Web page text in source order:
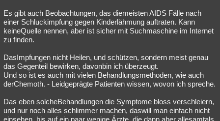
Es gibt auch Beobachtungen, das diemeisten AIDS Fälle nach
einer Schluckimpfung gegen Kinderlähmung auftraten. Kann
keineQuelle nennen, aber ist sicher mit Suchmaschine im Internet
zu finden.
DasImpfungen nicht Heilen, und schützen, sondern meist genau
das Gegenteil bewirken, davonbin ich überzeugt.
Und so ist es auch mit vielen Behandlungsmethoden, wie auch
derChemoth. - Leidgeprägte Patienten wissen, wovon ich spreche.
Das eben solcheBehandlungen die Symptome bloss verschleiern,
und nur noch alles schlimmer machen, daswill man einfach nicht
einsehen, bis auf ein paar wenige Ärzte, die dann aber allesamtals